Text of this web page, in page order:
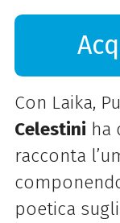
Con Laika,
Celestini ha
racconta
poetica